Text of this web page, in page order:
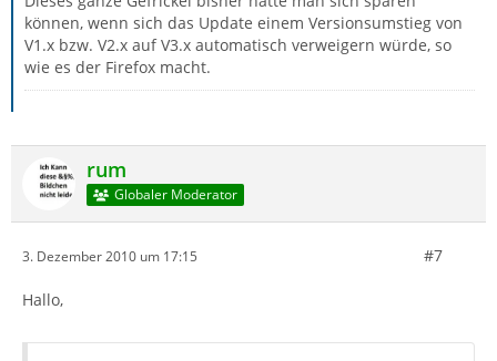
können, wenn sich das Update einem Versionsumstieg von
V1.x bzw. V2.x auf V3.x automatisch verweigern würde, so
wie es der Firefox macht.
rum
Globaler Moderator
3. Dezember 2010 um 17:15 #7
Hallo,